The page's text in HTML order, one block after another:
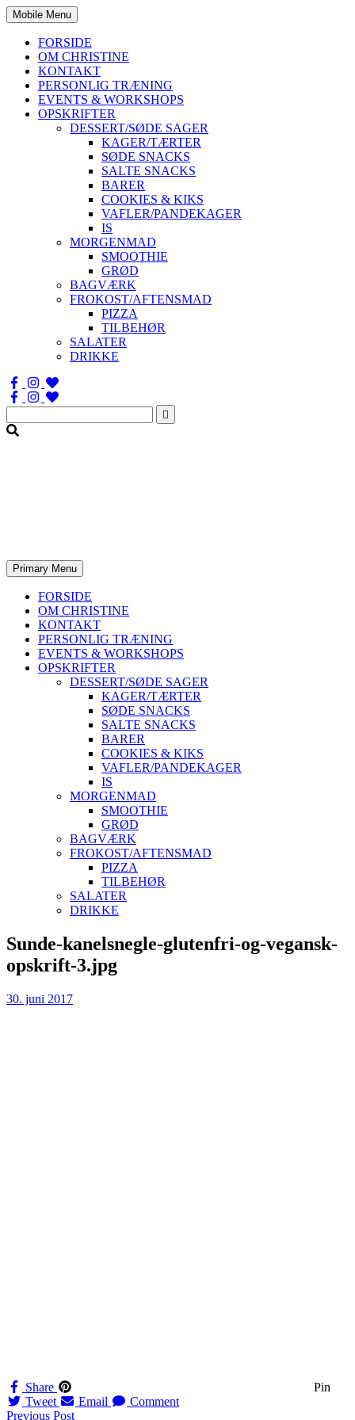
Mobile Menu
FORSIDE
OM CHRISTINE
KONTAKT
PERSONLIG TRÆNING
EVENTS & WORKSHOPS
OPSKRIFTER
DESSERT/SØDE SAGER
KAGER/TÆRTER
SØDE SNACKS
SALTE SNACKS
BARER
COOKIES & KIKS
VAFLER/PANDEKAGER
IS
MORGENMAD
SMOOTHIE
GRØD
BAGVÆRK
FROKOST/AFTENSMAD
PIZZA
TILBEHØR
SALATER
DRIKKE
Søg
efter:
Primary Menu
FORSIDE
OM CHRISTINE
KONTAKT
PERSONLIG TRÆNING
EVENTS & WORKSHOPS
OPSKRIFTER
DESSERT/SØDE SAGER
KAGER/TÆRTER
SØDE SNACKS
SALTE SNACKS
BARER
COOKIES & KIKS
VAFLER/PANDEKAGER
IS
MORGENMAD
SMOOTHIE
GRØD
BAGVÆRK
FROKOST/AFTENSMAD
PIZZA
TILBEHØR
SALATER
DRIKKE
Skip
to
content
Sunde-kanelsnegle-glutenfri-og-vegansk-
opskrift-3.jpg
30. juni 2017
Share
Pin
Tweet
Email Comment
Previous Post